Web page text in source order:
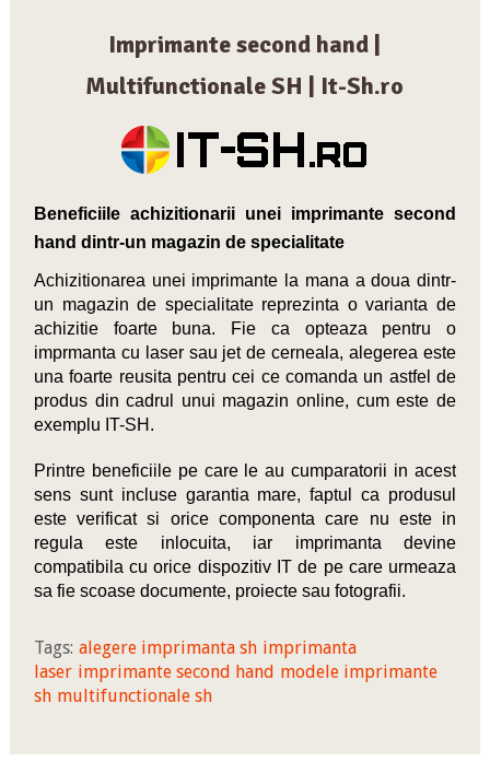
Imprimante second hand |
Multifunctionale SH | It-Sh.ro
Beneficiile achizitionarii unei imprimante second
hand dintr-un magazin de specialitate
Achizitionarea unei imprimante la mana a doua dintr-
un magazin de specialitate reprezinta o varianta de
achizitie foarte buna. Fie ca opteaza pentru o
imprmanta cu laser sau jet de cerneala, alegerea este
una foarte reusita pentru cei ce comanda un astfel de
produs din cadrul unui magazin online, cum este de
exemplu IT-SH.
Printre beneficiile pe care le au cumparatorii in acest
sens sunt incluse garantia mare, faptul ca produsul
este verificat si orice componenta care nu este in
regula este inlocuita, iar imprimanta devine
compatibila cu orice dispozitiv IT de pe care urmeaza
sa fie scoase documente, proiecte sau fotografii.
Tags: alegere imprimanta sh imprimanta
laser imprimante second hand modele imprimante
sh multifunctionale sh